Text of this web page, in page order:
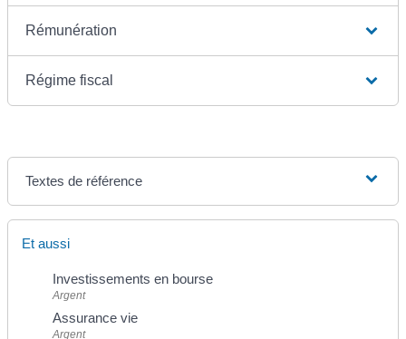
Rémunération
Régime fiscal
Textes de référence
Et aussi
Investissements en bourse
Argent
Assurance vie
Argent